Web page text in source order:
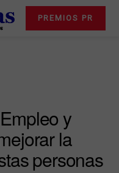
PREMIOS PR
y
la
personas